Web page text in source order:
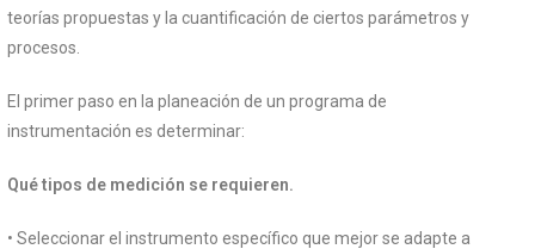
teorías propuestas y la cuantificación de ciertos parámetros y
procesos.
El primer paso en la planeación de un programa de
instrumentación es determinar:
Qué tipos de medición se requieren.
• Seleccionar el instrumento específico que mejor se adapte a